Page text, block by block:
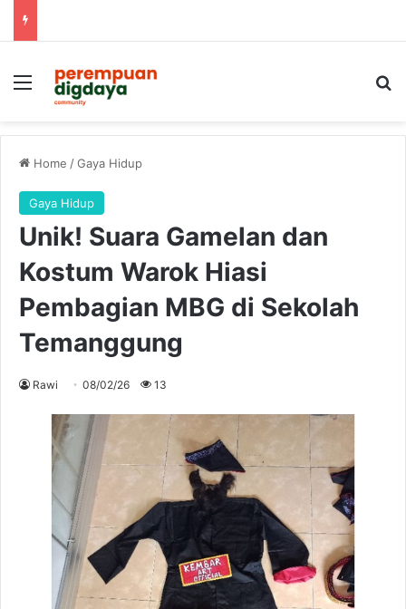
Menu
Home /Gaya Hidup
Gaya Hidup
Unik! Suara Gamelan dan
Kostum Warok Hiasi
Pembagian MBG di Sekolah
Temanggung
Rawi 08/02/26 13